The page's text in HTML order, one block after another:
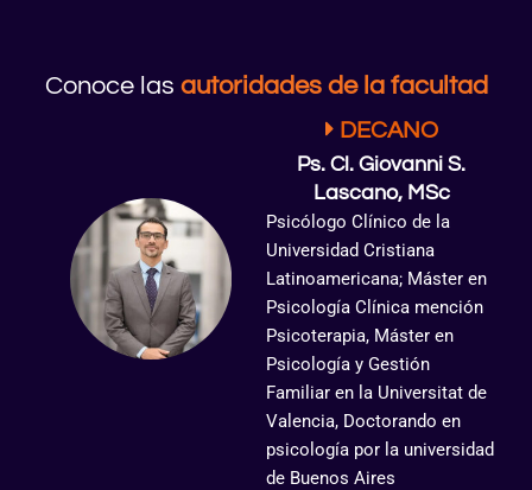
Conoce las autoridades de la facultad
DECANO
Ps. Cl. Giovanni S.
Lascano, MSc
Psicólogo Clínico de la
Universidad Cristiana
Latinoamericana; Máster en
Psicología Clínica mención
Psicoterapia, Máster en
Psicología y Gestión
Familiar en la Universitat de
Valencia, Doctorando en
psicología por la universidad
de Buenos Aires